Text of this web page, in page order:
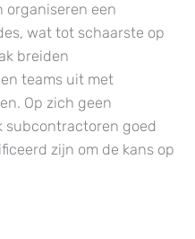
organiseren een
wat tot schaarste op
breiden
teams uit met
Op zich geen
subcontractoren goed
zijn om de kans op